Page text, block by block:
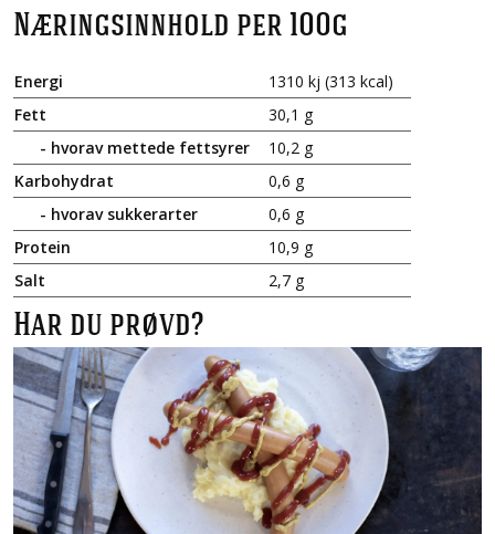
Næringsinnhold per 100g
Energi
1310 kj (313 kcal)
Fett
30,1 g
- hvorav mettede fettsyrer
10,2 g
Karbohydrat
0,6 g
- hvorav sukkerarter
0,6 g
Protein
10,9 g
Salt
2,7 g
Har du prøvd?